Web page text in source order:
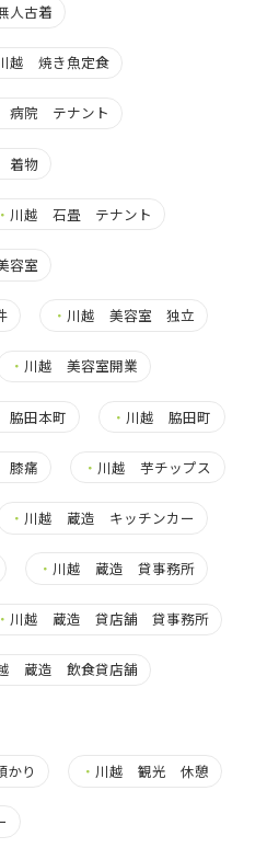
人古着
越 焼き魚定食
病院 テナント
着物
・ 川越 石畳 テナント
容室
・ 川越 美容室 独立
・ 川越 美容室開業
田本町 ・ 川越 脇田町
膝痛 ・ 川越 芋チップス
・ 川越 蔵造 キッチンカー
・ 川越 蔵造 貸事務所
・ 川越 蔵造 貸店舗 貸事務所
蔵造 飲食貸店舗
り ・ 川越 観光 休憩